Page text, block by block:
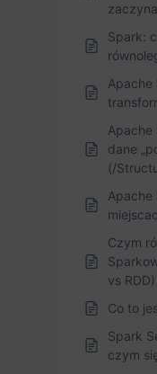
Spark:
Apache
dane
(/
Apache
Czym
vs RDD)
Co to
Spark
czym